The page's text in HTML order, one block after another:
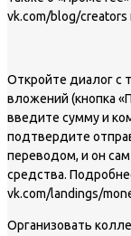
vk.com/blog/creators
Откройте диалог с
вложений (кнопка
введите сумму и
подтвердите
переводом, и он сам
средства.
vk.com/landings/
Организовать